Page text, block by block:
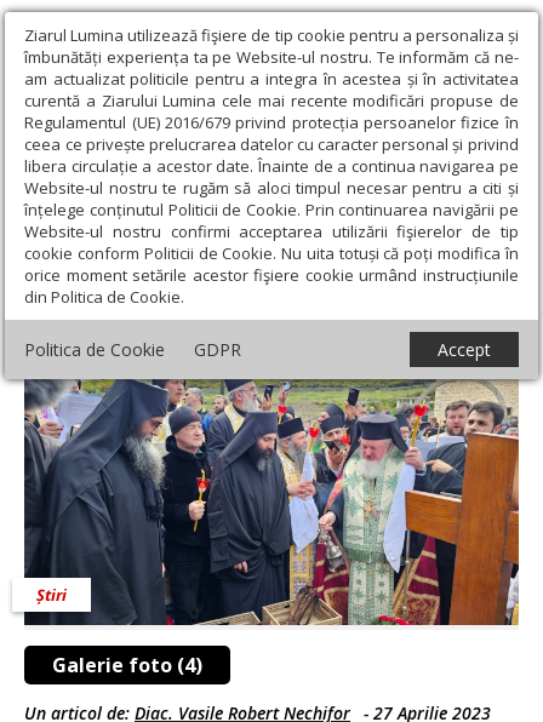
Ziarul Lumina utilizează fişiere de tip cookie pentru a personaliza și
îmbunătăți experiența ta pe Website-ul nostru. Te informăm că ne-
am actualizat politicile pentru a integra în acestea și în activitatea
curentă a Ziarului Lumina cele mai recente modificări propuse de
Regulamentul (UE) 2016/679 privind protecția persoanelor fizice în
ceea ce privește prelucrarea datelor cu caracter personal și privind
libera circulație a acestor date. Înainte de a continua navigarea pe
Website-ul nostru te rugăm să aloci timpul necesar pentru a citi și
înțelege conținutul Politicii de Cookie. Prin continuarea navigării pe
Website-ul nostru confirmi acceptarea utilizării fişierelor de tip
cookie conform Politicii de Cookie. Nu uita totuși că poți modifica în
orice moment setările acestor fişiere cookie urmând instrucțiunile
din Politica de Cookie.
Politica de Cookie GDPR Accept
Ziarul Lumina › Actualitate religioasă › Știri › Deshumarea
osemintelor părintelui Petroniu Tănase de la Schitul Prodromu
Deshumarea osemintelor părintelui
Petroniu Tănase de la Schitul Prodromu
Galerie foto (4)
Știri
Un articol de: Diac. Vasile Robert Nechifor - 27 Aprilie 2023